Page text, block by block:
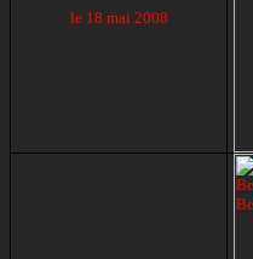
le 18 mai 2008